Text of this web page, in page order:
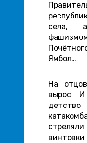
села,
Ямбол…
На
вырос.